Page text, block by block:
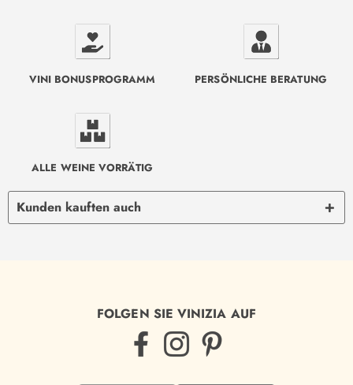
VINI BONUSPROGRAMM PERSÖNLICHE BERATUNG
ALLE WEINE VORRÄTIG
Kunden kauften auch
FOLGEN SIE VINIZIA AUF